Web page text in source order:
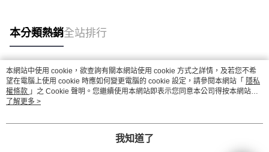
本分類熱銷全站排行
熱門標籤
本網站中使用 cookie，欲查詢有關本網站使用 cookie 方式之詳情，及若您不希
望在電腦上使用 cookie 時應如何變更電腦的 cookie 設定，請參閱本網站「 隱私
權條款 」之 Cookie 聲明。您繼續使用本網站即表示您同意本公司得按本網站使
用條款之 Cookie 聲明使用 cookie。
了解更多 >
我知道了